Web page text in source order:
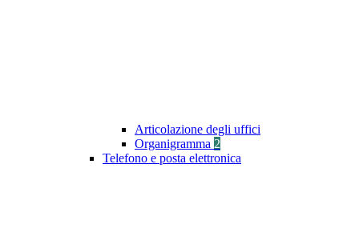
Articolazione degli uffici
Organigramma 2
Telefono e posta elettronica